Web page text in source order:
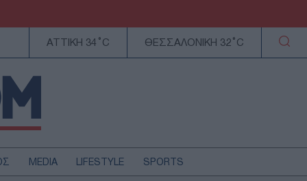
ΑΤΤΙΚΗ 34°C ΘΕΣΣΑΛΟΝΙΚΗ 32°C
MEDIA LIFESTYLE SPORTS